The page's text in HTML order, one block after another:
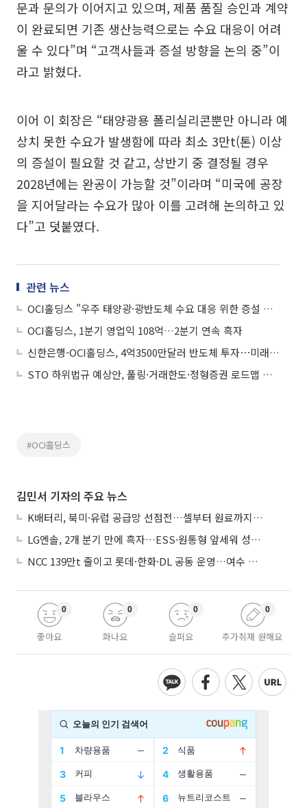
문과 문의가 이어지고 있으며, 제품 품질 승인과 계약
이 완료되면 기존 생산능력으로는 수요 대응이 어려
울 수 있다”며 “고객사들과 증설 방향을 논의 중”이
라고 밝혔다.
이어 이 회장은 “태양광용 폴리실리콘뿐만 아니라 예
상치 못한 수요가 발생함에 따라 최소 3만t(톤) 이상
의 증설이 필요할 것 같고, 상반기 중 결정될 경우
2028년에는 완공이 가능할 것”이라며 “미국에 공장
을 지어달라는 수요가 많아 이를 고려해 논의하고 있
다”고 덧붙였다.
관련 뉴스
OCI홀딩스 "우주 태양광·광반도체 수요 대응 위한 증설 검토"
OCI홀딩스, 1분기 영업익 108억…2분기 연속 흑자
신한은행-OCI홀딩스, 4억3500만달러 반도체 투자⋯미래사업 동반 지원
STO 하위법규 예상안, 풀링·거래한도·정형증권 로드맵 제시
#OCI홀딩스
김민서 기자의 주요 뉴스
K배터리, 북미·유럽 공급망 선점전…셀부터 원료까지 현지화
LG엔솔, 2개 분기 만에 흑자…ESS·원통형 앞세워 성장 가속
NCC 139만t 줄이고 롯데·한화·DL 공동 운영…여수 1호 본궤도
좋아요
0
화나요
0
슬퍼요
0
추가취재 원해요
0